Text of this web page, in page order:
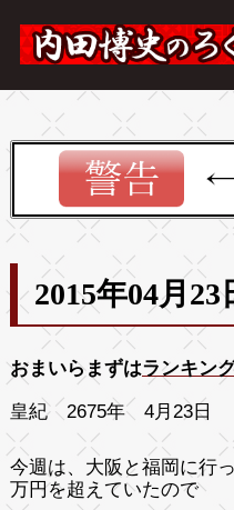
2015年04月23
おまいらまずはランキン
皇紀 2675年 4月23日
今週は、大阪と福岡に行
万円を超えていたので